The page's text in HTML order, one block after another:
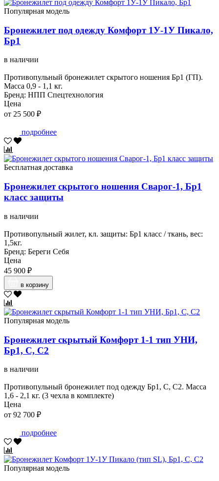
Популярная модель
Бронежилет под одежду Комфорт 1У-1У Пикало,
Бр1
в наличии
Противопульный бронежилет скрытого ношения Бр1 (ГП).
Масса 0,9 - 1,1 кг.
Бренд: НПП Спецтехнология
Цена
от 25 500 ₽
подробнее
Бесплатная доставка
Бронежилет скрытого ношения Сварог-1, Бр1
класс защиты
в наличии
Противопульный жилет, кл. защиты: Бр1 класс / ткань, вес:
1,5кг.
Бренд: Береги Себя
Цена
45 900 ₽
в корзину
Популярная модель
Бронежилет скрытый Комфорт 1-1 тип УНИ,
Бр1, С, С2
в наличии
Противопульный бронежилет под одежду Бр1, С, С2. Масса
1,6 - 2,1 кг. (3 чехла в комплекте)
Цена
от 92 700 ₽
подробнее
Популярная модель